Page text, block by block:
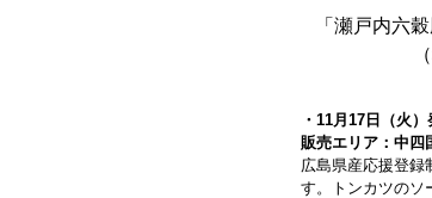
「瀬戸内六
・11月17日（火
販売エリア：中四
広島県産応援登
す。トンカツのソ